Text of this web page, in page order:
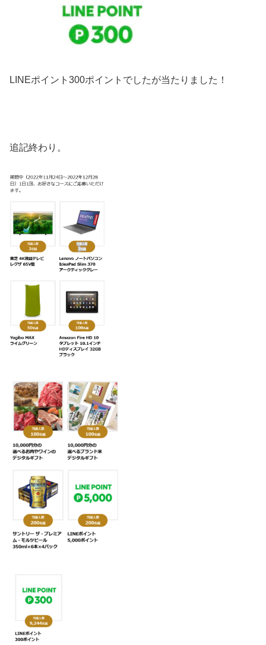
LINEポイント300ポイントでしたが当たりました！
追記終わり。